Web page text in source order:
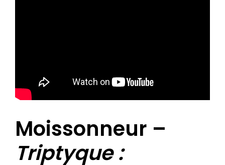
Moissonneur –
Triptyque :